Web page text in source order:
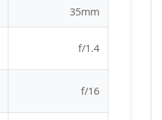
35mm
f/1.4
f/16